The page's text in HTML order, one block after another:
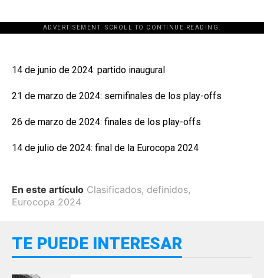
ADVERTISEMENT. SCROLL TO CONTINUE READING.
14 de junio de 2024: partido inaugural
21 de marzo de 2024: semifinales de los play-offs
26 de marzo de 2024: finales de los play-offs
14 de julio de 2024: final de la Eurocopa 2024
En este artículo Clasificados, definidos,
Eurocopa 2024
TE PUEDE INTERESAR